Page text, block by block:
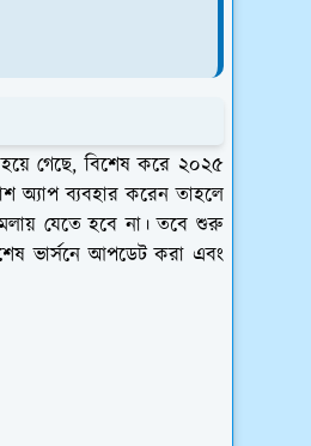
গেছে, বিশেষ করে ২০২৫
অ্যাপ ব্যবহার করেন তাহলে
যেতে হবে না। তবে শুরু
ভার্সনে আপডেট করা এবং